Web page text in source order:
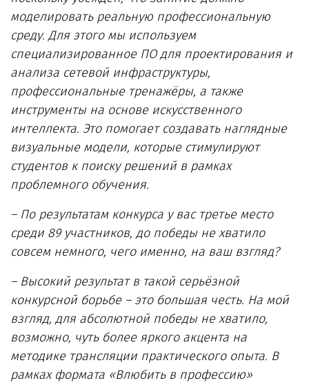
моделировать реальную профессиональную
среду. Для этого мы используем
специализированное ПО для проектирования и
анализа сетевой инфраструктуры,
профессиональные тренажёры, а также
инструменты на основе искусственного
интеллекта. Это помогает создавать наглядные
визуальные модели, которые стимулируют
студентов к поиску решений в рамках
проблемного обучения.
– По результатам конкурса у вас третье место
среди 89 участников, до победы не хватило
совсем немного, чего именно, на ваш взгляд?
– Высокий результат в такой серьёзной
конкурсной борьбе – это большая честь. На мой
взгляд, для абсолютной победы не хватило,
возможно, чуть более яркого акцента на
методике трансляции практического опыта. В
рамках формата «Влюбить в профессию»